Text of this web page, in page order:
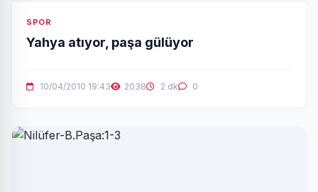
SPOR
Yahya atıyor, paşa gülüyor
10/04/2010 19:43 2038 2 dk 0